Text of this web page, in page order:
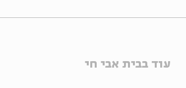
עוד בבית אבי חי